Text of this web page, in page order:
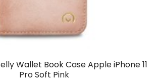
Wallet Book Case Apple iPhone 11
Pro Soft Pink